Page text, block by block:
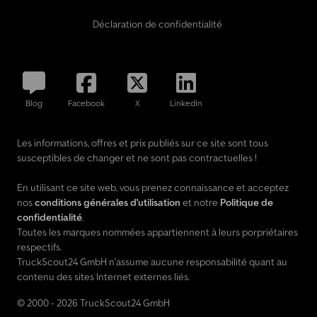
Déclaration de confidentialité
Blog Facebook X LinkedIn
Les informations, offres et prix publiés sur ce site sont tous
susceptibles de changer et ne sont pas contractuelles !
En utilisant ce site web, vous prenez connaissance et acceptez
nosconditions générales d'utilisation et notre Politique de
confidentialité.
Toutes les marques nommées appartiennent à leurs porpriétaires
respectifs.
TruckScout24 GmbH n'assume aucune responsabilité quant au
contenu des sites Internet externes liés.
© 2000 - 2026 TruckScout24 GmbH